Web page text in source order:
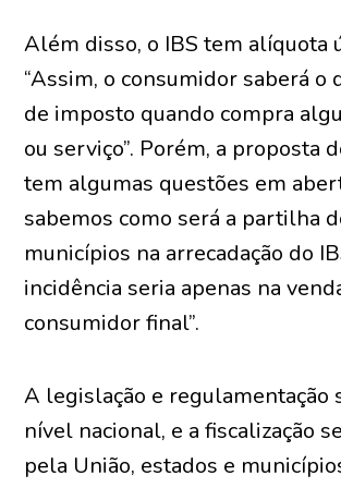
Além disso, o IBS tem alíquota
“Assim, o consumidor saberá o
de imposto quando compra
ou serviço”. Porém, a proposta
tem algumas questões em
sabemos como será a partilha
municípios na arrecadação do
incidência seria apenas na
consumidor final”.
A legislação e regulamentação
nível nacional, e a fiscalização
pela União, estados e